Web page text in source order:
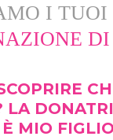
I TUOI
LA
MIO